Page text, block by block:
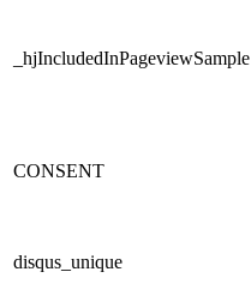
_hjIncludedInPageviewSample
CONSENT
disqus_unique